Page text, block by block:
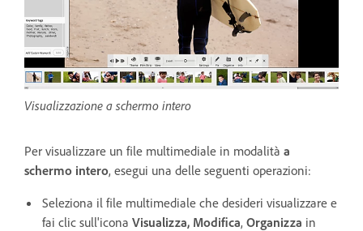
Visualizzazione a schermo intero
Per visualizzare un file multimediale in modalità a
schermo intero, esegui una delle seguenti operazioni:
Seleziona il file multimediale che desideri visualizzare e
fai clic sull'icona Visualizza, Modifica, Organizza in